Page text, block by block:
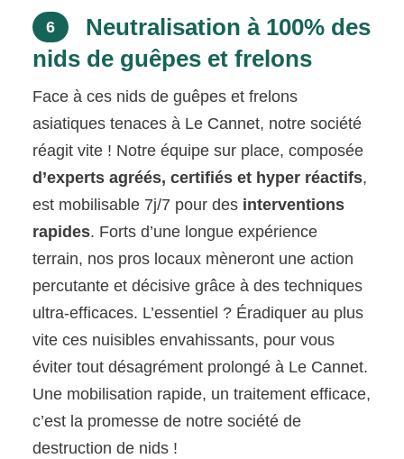
6
Neutralisation à 100% des
nids de guêpes et frelons
Face à ces nids de guêpes et frelons
asiatiques tenaces à Le Cannet, notre société
réagit vite ! Notre équipe sur place, composée
d’experts agréés, certifiés et hyper réactifs,
est mobilisable 7j/7 pour des interventions
rapides. Forts d’une longue expérience
terrain, nos pros locaux mèneront une action
percutante et décisive grâce à des techniques
ultra-efficaces. L’essentiel ? Éradiquer au plus
vite ces nuisibles envahissants, pour vous
éviter tout désagrément prolongé à Le Cannet.
Une mobilisation rapide, un traitement efficace,
c’est la promesse de notre société de
destruction de nids !